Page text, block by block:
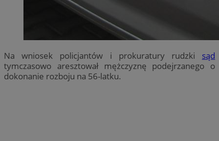
Na wniosek policjantów i prokuratury rudzki sąd
tymczasowo aresztował mężczyznę podejrzanego o
dokonanie rozboju na 56-latku.